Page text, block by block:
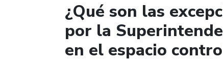
¿Qué son las
por la
en el espacio